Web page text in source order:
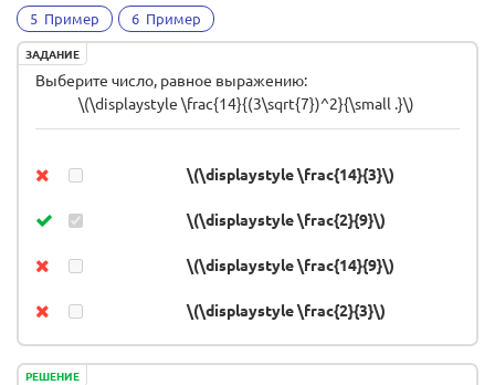
5 Пример
6 Пример
ЗАДАНИЕ
Выберите число, равное выражению:
\(\displaystyle \frac{14}{(3\sqrt{7})^2}{\small .}\)
\(\displaystyle \frac{14}{3}\)
\(\displaystyle \frac{2}{9}\)
\(\displaystyle \frac{14}{9}\)
\(\displaystyle \frac{2}{3}\)
РЕШЕНИЕ